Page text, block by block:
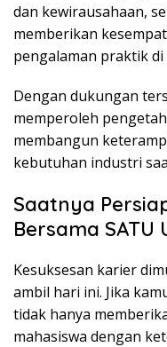
dan kewirausahaan,
memberikan
pengalaman praktik
Dengan dukungan
memperoleh
membangun
kebutuhan industri
Saatnya
Bersama SATU
Kesuksesan karier
ambil hari ini. Jika
tidak hanya
mahasiswa dengan